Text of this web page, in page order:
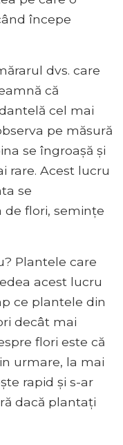
începe
dvs. care
că
cel mai
pe măsură
se îngroașă și
rare. Acest lucru
se
de flori, semințe
Plantele care
acest lucru
ce plantele din
decât mai
flori este că
urmare, la mai
rapid și s-ar
dacă plantați